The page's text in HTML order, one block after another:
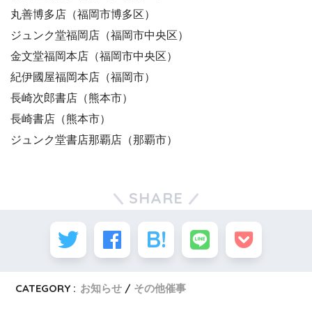
丸善博多店（福岡市博多区）
ジュンク堂福岡店（福岡市中央区）
金文堂福岡本店（福岡市中央区）
紀伊國屋福岡本店（福岡市）
長崎次郎書店（熊本市）
長崎書店（熊本市）
ジュンク堂書店那覇店（那覇市）
SHARE
CATEGORY : お知らせ その他催事